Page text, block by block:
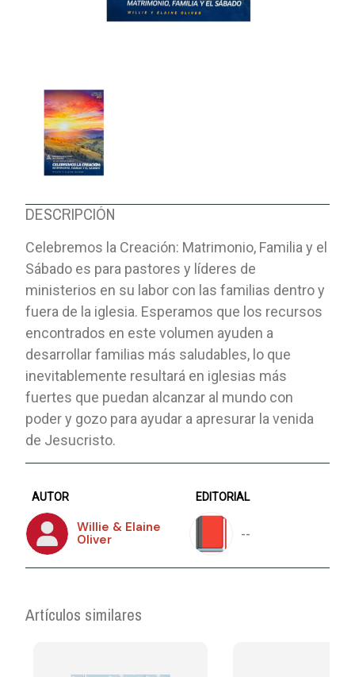
DESCRIPCIÓN
Celebremos la Creación: Matrimonio, Familia y el
Sábado es para pastores y líderes de
ministerios en su labor con las familias dentro y
fuera de la iglesia. Esperamos que los recursos
encontrados en este volumen ayuden a
desarrollar familias más saludables, lo que
inevitablemente resultará en iglesias más
fuertes que puedan alcanzar al mundo con
poder y gozo para ayudar a apresurar la venida
de Jesucristo.
AUTOR
Willie & Elaine
Oliver
EDITORIAL
--
Artículos similares